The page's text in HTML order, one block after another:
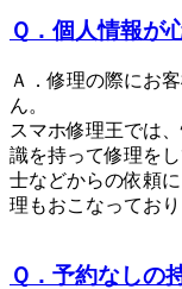
Ｑ．個人情報が
Ａ．修理の際にお
ん。
スマホ修理王では
識を持って修理を
士などからの依頼
理もおこなっており
Ｑ．予約なしの